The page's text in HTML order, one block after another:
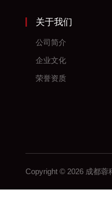
关于我们
公司简介
企业文化
荣誉资质
Copyright © 2026 成都